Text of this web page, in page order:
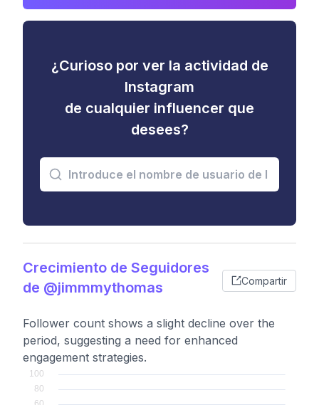
¿Curioso por ver la actividad de
Instagram
de cualquier influencer que
desees?
Crecimiento de Seguidores
de @jimmmythomas
Compartir
Follower count shows a slight decline over the
period, suggesting a need for enhanced
engagement strategies.